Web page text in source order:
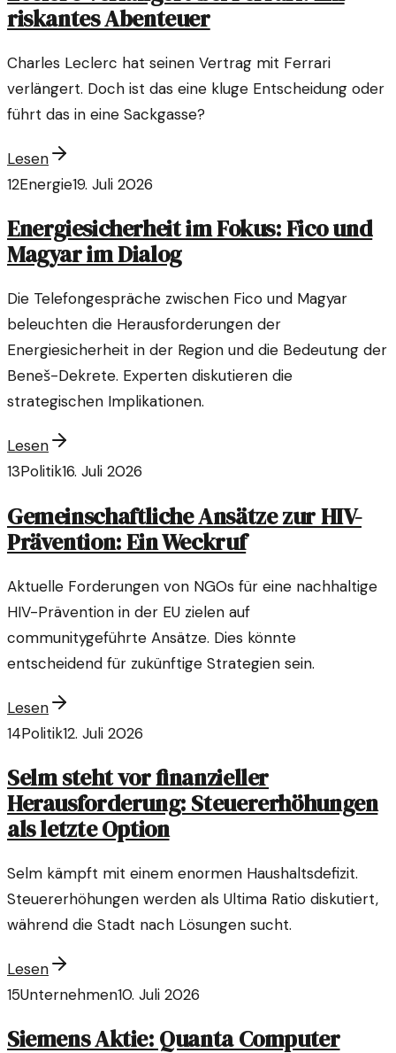
riskantes Abenteuer
Charles Leclerc hat seinen Vertrag mit Ferrari
verlängert. Doch ist das eine kluge Entscheidung oder
führt das in eine Sackgasse?
Lesen
12Energie19. Juli 2026
Energiesicherheit im Fokus: Fico und
Magyar im Dialog
Die Telefongespräche zwischen Fico und Magyar
beleuchten die Herausforderungen der
Energiesicherheit in der Region und die Bedeutung der
Beneš-Dekrete. Experten diskutieren die
strategischen Implikationen.
Lesen
13Politik16. Juli 2026
Gemeinschaftliche Ansätze zur HIV-
Prävention: Ein Weckruf
Aktuelle Forderungen von NGOs für eine nachhaltige
HIV-Prävention in der EU zielen auf
communitygeführte Ansätze. Dies könnte
entscheidend für zukünftige Strategien sein.
Lesen
14Politik12. Juli 2026
Selm steht vor finanzieller
Herausforderung: Steuererhöhungen
als letzte Option
Selm kämpft mit einem enormen Haushaltsdefizit.
Steuererhöhungen werden als Ultima Ratio diskutiert,
während die Stadt nach Lösungen sucht.
Lesen
15Unternehmen10. Juli 2026
Siemens Aktie: Quanta Computer